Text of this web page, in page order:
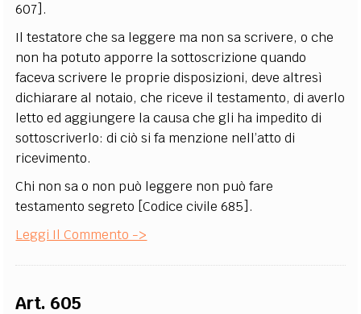
607].
Il testatore che sa leggere ma non sa scrivere, o che
non ha potuto apporre la sottoscrizione quando
faceva scrivere le proprie disposizioni, deve altresì
dichiarare al notaio, che riceve il testamento, di averlo
letto ed aggiungere la causa che gli ha impedito di
sottoscriverlo: di ciò si fa menzione nell’atto di
ricevimento.
Chi non sa o non può leggere non può fare
testamento segreto [Codice civile 685].
Leggi Il Commento ->
Art. 605